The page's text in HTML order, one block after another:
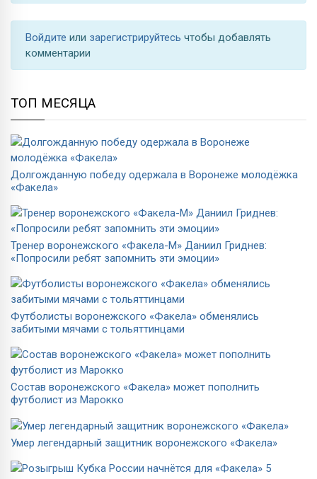
Войдите или зарегистрируйтесь чтобы добавлять
комментарии
ТОП МЕСЯЦА
Долгожданную победу одержала в Воронеже молодёжка
«Факела»
Тренер воронежского «Факела-М» Даниил Гриднев:
«Попросили ребят запомнить эти эмоции»
Футболисты воронежского «Факела» обменялись
забитыми мячами с тольяттинцами
Состав воронежского «Факела» может пополнить
футболист из Марокко
Умер легендарный защитник воронежского «Факела»